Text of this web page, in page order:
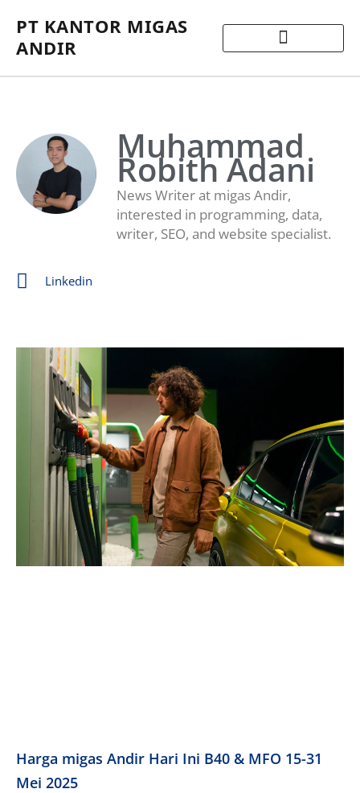
PT KANTOR MIGAS
ANDIR
Muhammad
Robith Adani
News Writer at migas Andir,
interested in programming, data,
writer, SEO, and website specialist.
Linkedin
Harga migas Andir Hari Ini B40 & MFO 15-31
Mei 2025